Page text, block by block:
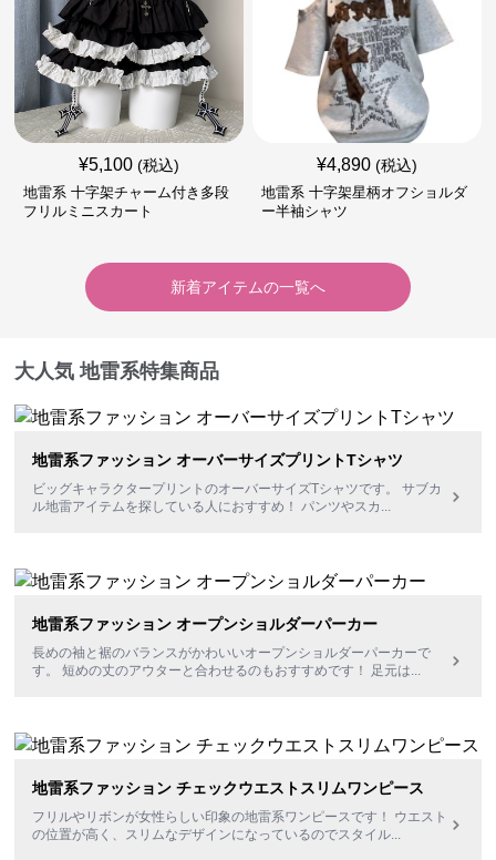
¥5,100 (税込)
地雷系 十字架チャーム付き多段
フリルミニスカート
¥4,890 (税込)
地雷系 十字架星柄オフショルダ
ー半袖シャツ
新着アイテムの一覧へ
大人気 地雷系特集商品
地雷系ファッション オーバーサイズプリントTシャツ
ビッグキャラクタープリントのオーバーサイズTシャツです。 サブカ
ル地雷アイテムを探している人におすすめ！ パンツやスカ ...
地雷系ファッション オープンショルダーパーカー
長めの袖と裾のバランスがかわいいオープンショルダーパーカーで
す。 短めの丈のアウターと合わせるのもおすすめです！ 足元は...
地雷系ファッション チェックウエストスリムワンピース
フリルやリボンが女性らしい印象の地雷系ワンピースです！ ウエスト
の位置が高く、スリムなデザインになっているのでスタイル...